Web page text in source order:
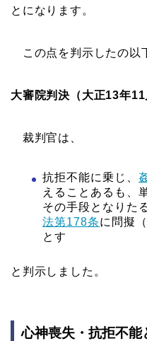
とになります。
この点を判示したの以
大審院判決（大正13年11
裁判官は、
抗拒不能に乗じ、
えることあるも、
その手段となりた
法第178条に問擬
とす
と判示しました。
心神喪失・抗拒不能